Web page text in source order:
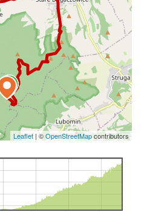
Leaflet | ©OpenStreetMapcontributors